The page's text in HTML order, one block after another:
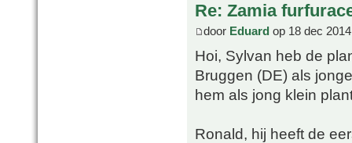
Re: Zamia
door Eduard op 18 dec
Hoi, Sylvan heb de
Bruggen (DE) als
hem als jong klein
Ronald, hij heeft de